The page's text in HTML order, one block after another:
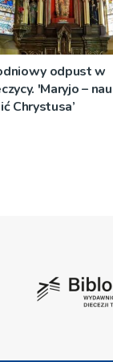
odpust w
'Maryjo –
Chrystusa’